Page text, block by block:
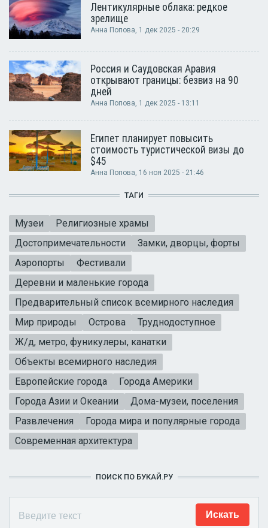
Лентикулярные облака: редкое
зрелище
Анна Попова , 1 дек 2025 - 20:29
Россия и Саудовская Аравия
открывают границы: безвиз на 90
дней
Анна Попова, 1 дек 2025 - 13:11
Египет планирует повысить
стоимость туристической визы до
$45
Анна Попова, 16 ноя 2025 - 21:46
ТАГИ
Музеи
Религиозные храмы
Достопримечательности
Замки, дворцы, форты
Аэропорты
Фестивали
Деревни и маленькие города
Предварительный список всемирного наследия
Мир природы
Острова
Труднодоступное
Ж/д, метро, фуникулеры, канатки
Объекты всемирного наследия
Европейские города
Города Америки
Города Азии и Океании
Дома-музеи, поселения
Развлечения
Города мира и популярные города
Современная архитектура
ПОИСК ПО БУКАЙ.РУ